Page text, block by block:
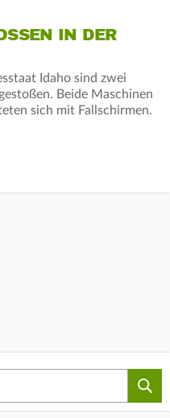
IN DER L
Idaho sind zwei
Beide Maschinen
sich mit Fallschirmen.